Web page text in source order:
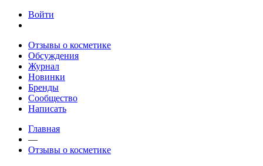
Jump to navigation
Войти
Отзывы о косметике
Обсуждения
Журнал
Новинки
Бренды
Сообщество
Написать
Главная
—
Отзывы о косметике